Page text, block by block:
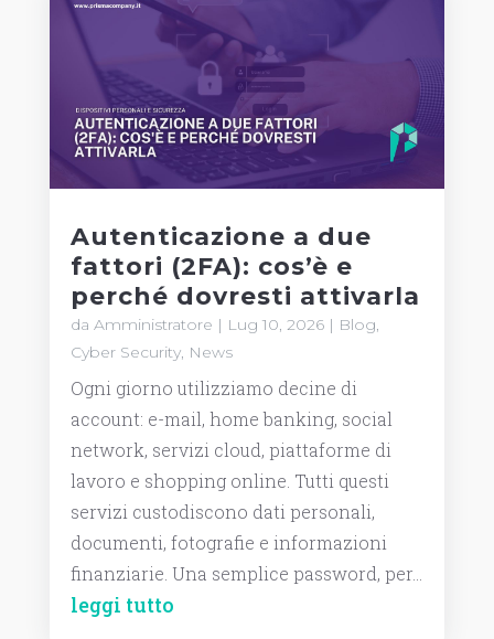
Autenticazione a due
fattori (2FA): cos’è e
perché dovresti attivarla
da Amministratore | Lug 10, 2026| Blog,
Cyber Security, News
Ogni giorno utilizziamo decine di
account: e-mail, home banking, social
network, servizi cloud, piattaforme di
lavoro e shopping online. Tutti questi
servizi custodiscono dati personali,
documenti, fotografie e informazioni
finanziarie. Una semplice password, per...
leggi tutto